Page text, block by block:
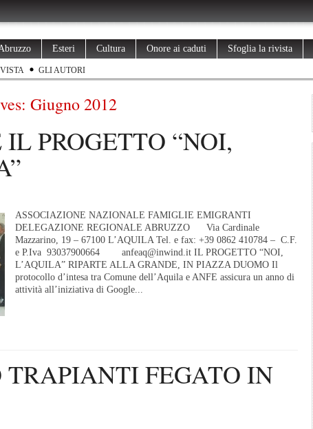
Esteri Cultura Onore ai caduti Sfoglia la rivista
GLI AUTORI
Giugno 2012
PROGETTO “NOI,
ASSOCIAZIONE NAZIONALE FAMIGLIE EMIGRANTI
DELEGAZIONE REGIONALE ABRUZZO Via Cardinale
Mazzarino, 19 – 67100 L’AQUILA Tel. e fax: +39 0862 410784 – C.F.
e P.Iva 93037900664 anfeaq@inwind.it IL PROGETTO “NOI,
L’AQUILA” RIPARTE ALLA GRANDE, IN PIAZZA DUOMO Il
protocollo d’intesa tra Comune dell’Aquila e ANFE assicura un anno di
attività all’iniziativa di Google...
FEGATO IN